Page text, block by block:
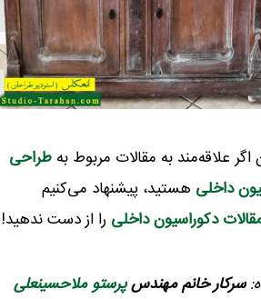
اگر علاقه‌مند به مقالات مربوط به طراحی
داخلی هستید، پیشنهاد می‌کنیم
دکوراسیون داخلی را از دست ندهید!
سرکارخانممهندسپرستو ملاحسینعلی